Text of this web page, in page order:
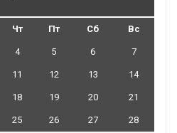
Чт Пт Сб Вс
4 5 6 7
11 12 13 14
18 19 20 21
25 26 27 28